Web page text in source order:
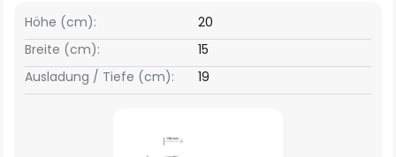
Breite (cm): 15
Höhe (cm): 20
Ausladung / Tiefe (cm): 19